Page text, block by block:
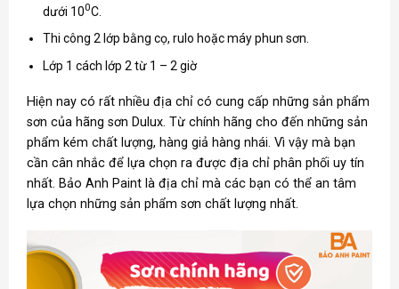
dưới 100C.
Thi công 2 lớp bằng cọ, rulo hoặc máy phun sơn.
Lớp 1 cách lớp 2 từ 1 – 2 giờ
Hiện nay có rất nhiều địa chỉ có cung cấp những sản phẩm
sơn của hãng sơn Dulux. Từ chính hãng cho đến những sản
phẩm kém chất lượng, hàng giả hàng nhái. Vì vậy mà bạn
cần cân nhắc để lựa chọn ra được địa chỉ phân phối uy tín
nhất. Bảo Anh Paint là địa chỉ mà các bạn có thể an tâm
lựa chọn những sản phẩm sơn chất lượng nhất.